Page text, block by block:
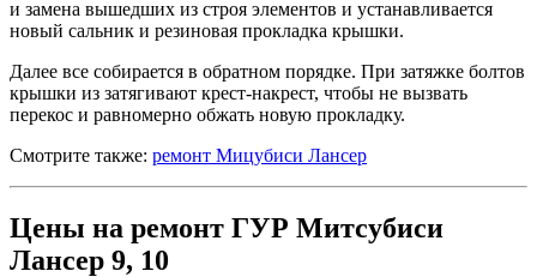
и замена вышедших из строя элементов и устанавливается
новый сальник и резиновая прокладка крышки.
Далее все собирается в обратном порядке. При затяжке болтов
крышки из затягивают крест-накрест, чтобы не вызвать
перекос и равномерно обжать новую прокладку.
Смотрите также: ремонт Мицубиси Лансер
Цены на ремонт ГУР Митсубиси
Лансер 9, 10